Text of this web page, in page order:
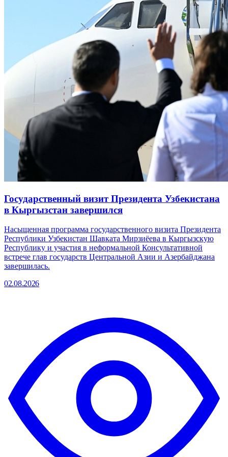
Государственный визит Президента Узбекистана
в Кыргызстан завершился
Насыщенная программа государственного визита Президента
Республики Узбекистан Шавката Мирзиёева в Кыргызскую
Республику и участия в неформальной Консультативной
встрече глав государств Центральной Азии и Азербайджана
завершилась.
02.08.2026